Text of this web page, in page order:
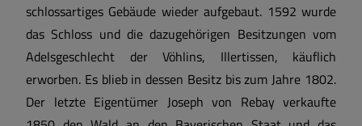
schlossartiges Gebäude wieder aufgebaut. 1592 wurde
das Schloss und die dazugehörigen Besitzungen vom
Adelsgeschlecht der Vöhlins, Illertissen, käuflich
erworben. Es blieb in dessen Besitz bis zum Jahre 1802.
Der letzte Eigentümer Joseph von Rebay verkaufte